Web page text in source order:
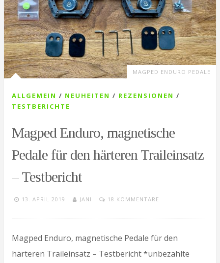
MAGPED ENDURO PEDALE
ALLGEMEIN / NEUHEITEN / REZENSIONEN /
TESTBERICHTE
Magped Enduro, magnetische
Pedale für den härteren Traileinsatz
– Testbericht
13. APRIL 2019 JANI 18 KOMMENTARE
Magped Enduro, magnetische Pedale für den
härteren Traileinsatz – Testbericht *unbezahlte